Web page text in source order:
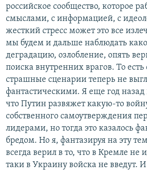
российское сообщество, которое
смыслами, с информацией, с
жесткий стресс может это все
мы будем и дальше наблюдать
деградацию, озлобление, опять
поиска внутренних врагов. То
страшные сценарии теперь не
фантастическими. Я еще год назад
что Путин развяжет какую-то
собственного самоутверждения
лидерами, но тогда это казалось
бредом. Но я, фантазируя на эту
всегда верил в то, что в Кремле не
таки в Украину войска не введут.